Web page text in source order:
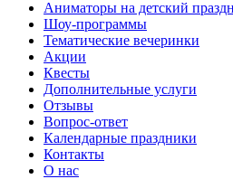
Аниматоры на детский
Шоу-программы
Тематические вечеринки
Акции
Квесты
Дополнительные услуги
Отзывы
Вопрос-ответ
Календарные праздники
Контакты
О нас